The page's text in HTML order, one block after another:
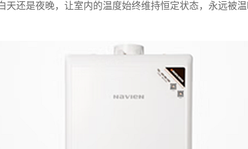
天还是夜晚，让室内的温度始终维持恒定状态，永远被温